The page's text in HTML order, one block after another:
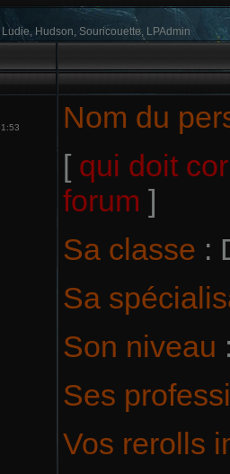
Hudson, Souricouette, LPAdmin
Nom du
[ qui doit
forum ]
Sa classe :
Sa
Son niveau
Ses
Vos rerolls